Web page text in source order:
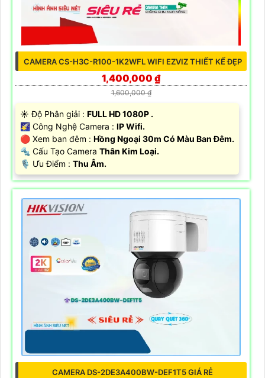
CAMERA CS-H3C-R100-1K2WFL WIFI EZVIZ THIẾT KẾ ĐẸP
1,400,000 ₫
1,600,000 ₫
☀️ Độ Phân giải : FULL HD 1080P .
🌠 Công Nghệ Camera : IP Wifi.
🔴 Xem ban đêm : Hồng Ngoại 30m Có Màu Ban Đêm.
🔩 Cấu Tạo Camera Thân Kim Loại.
️🎙 Ưu Điểm : Thu Âm.
CAMERA DS-2DE3A400BW-DEF1T5 GIÁ RẺ